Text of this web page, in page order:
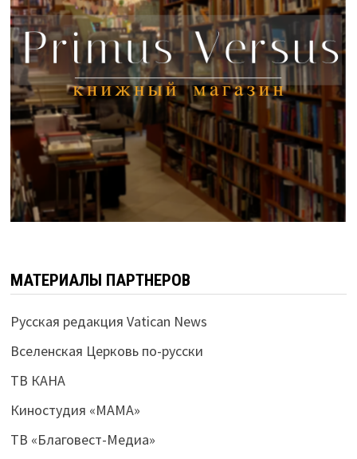
МАТЕРИАЛЫ ПАРТНЕРОВ
Русская редакция Vatican News
Вселенская Церковь по-русски
ТВ КАНА
Киностудия «МАМА»
ТВ «Благовест-Медиа»